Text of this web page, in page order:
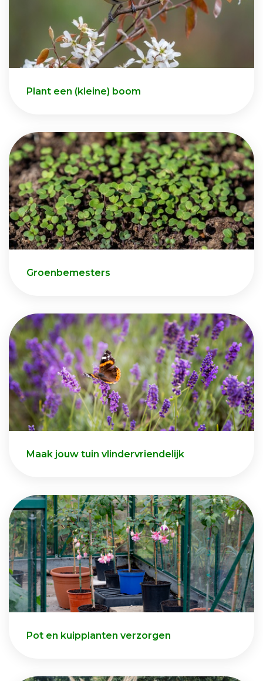
Plant een (kleine) boom
Groenbemesters
Maak jouw tuin vlindervriendelijk
Pot en kuipplanten verzorgen